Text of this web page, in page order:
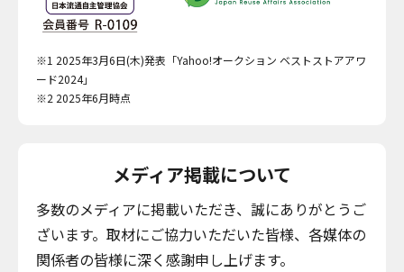
※1 2025年3月6日(木)発表「Yahoo!オークション ベストストアアワ
ード2024」
※2 2025年6月時点
メディア掲載について
多数のメディアに掲載いただき、誠にありがとうご
ざいます。取材にご協力いただいた皆様、各媒体の
関係者の皆様に深く感謝申し上げます。